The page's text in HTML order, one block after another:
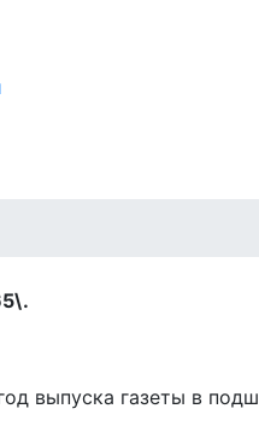
выпуска газеты в